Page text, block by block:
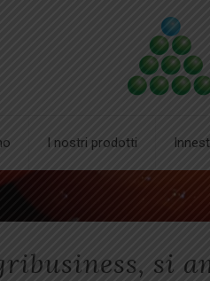
I nostri prodotti
si